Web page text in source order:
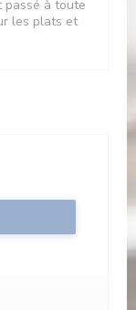
passé à toute
les plats et